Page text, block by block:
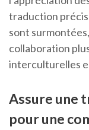
traduction
sont
collaboration
interculturelles
Assure une
pour une